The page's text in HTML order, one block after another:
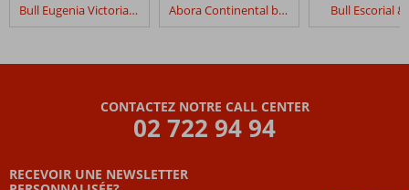
Todoque
Les
48
Bull Eugenia Victoria & Spa Abora Continental by Lopesan Hotels Bull Escorial &
CONTACTEZ NOTRE CALL CENTER
02 722 94 94
RECEVOIR UNE NEWSLETTER